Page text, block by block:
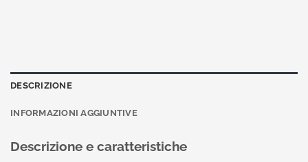
DESCRIZIONE
INFORMAZIONI AGGIUNTIVE
Descrizione e caratteristiche